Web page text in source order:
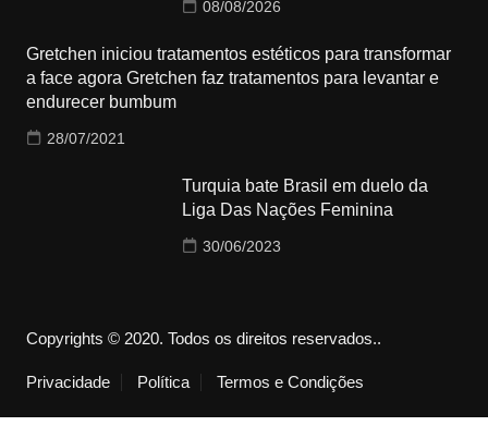
08/08/2026
Gretchen iniciou tratamentos estéticos para transformar
a face agora Gretchen faz tratamentos para levantar e
endurecer bumbum
28/07/2021
Turquia bate Brasil em duelo da
Liga Das Nações Feminina
30/06/2023
Copyrights © 2020. Todos os direitos reservados..
Privacidade Política Termos e Condições